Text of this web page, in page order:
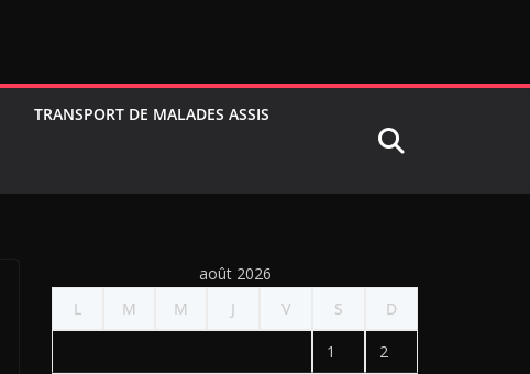
TRANSPORT DE MALADES ASSIS
août 2026
L
M M J V S D
1 2